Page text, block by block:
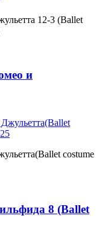
12-3 (Ballet
и
costume
8 (Ballet